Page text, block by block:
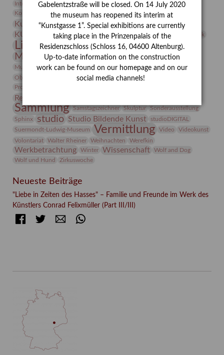
Integriertes Schädlingsmanagement
Italien Jahresempfang
Jubiläum
Kolosseum
Kooperationsausstellung Korkmodelle Kunst
Kunstmuseum Kunstvermittlung Kunst von Kühl
KUNSTWAND Kurs Künstler Künstlerin Lehmbruck
Lindenau-Museum Marstall Messeakademie
Museumsgeschichte Museumsnacht
Museumspädagogik Mäzen Napoleon Natur
Neue Remise
Objekt im Fokus
Paul Klee Peter Schnürpel Phelloplastik
Provenienz
Restaurierung
Sammlung Samstagszeichner Skulptur
Sonderausstellung
Sphinx
studio Studio Bildende Kunst
studioDIGITAL
Suermondt-Ludwig-Museum
Vermittlung Video
Videokunst
Volontariat
Walter Rheiner Weihnachten Werefkin
Werkbetrachtung Winter Wissenschaft
Wolf and Dog
Wolf und Hund
Zirkuswoche
Neueste Beiträge
"Liebe in Zeiten des Hasses" – Familie und Freunde im Werk des
Künstlers Conrad Felixmüller (Part III/III)
FacebookTwitter E-mail
Gabelentzstraße will be closed. On 14 July 2020
the museum has reopened its interim at
“Kunstgasse 1”. Special exhibitions are currently
taking place in the Prinzenpalais of the
Residenzschloss (Schloss 16, 04600 Altenburg).
Up-to-date information on the construction
work can be found on our homepage and on our
social media channels!